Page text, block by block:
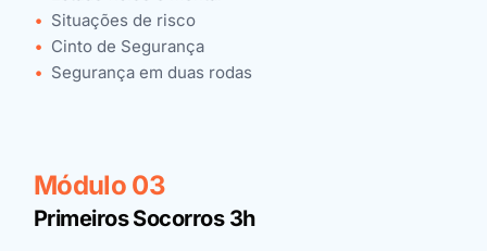
Situações de risco
Cinto de Segurança
Segurança em duas rodas
Módulo 03
Primeiros Socorros 3h